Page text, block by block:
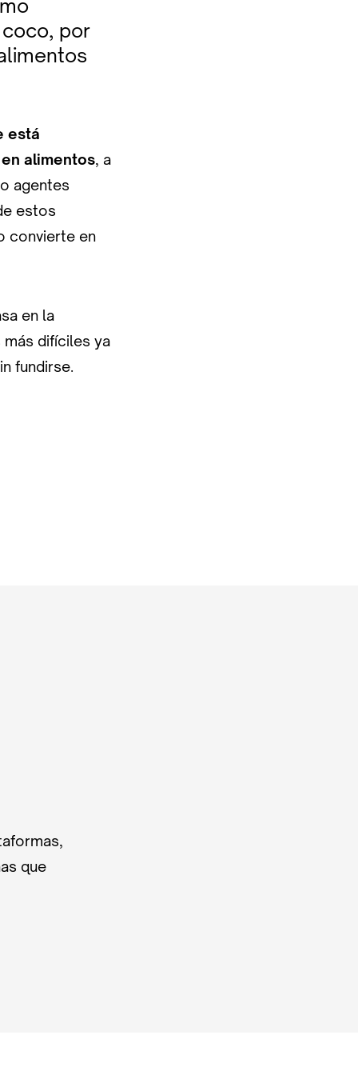
por
está
alimentos, a
agentes
estos
convierte en
en la
difíciles ya
fundirse.
que